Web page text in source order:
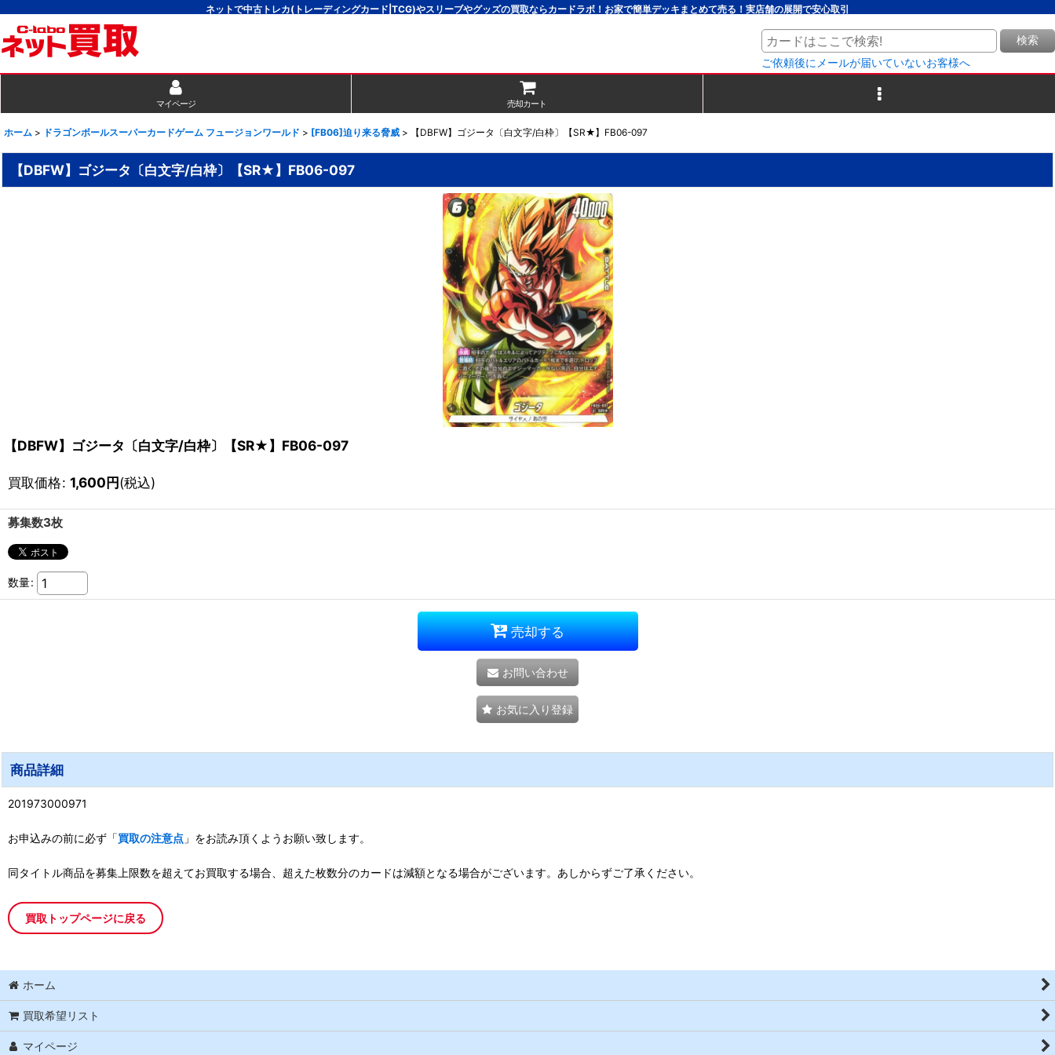
ネットで中古トレカ(トレーディングカード|TCG)やスリーブやグッズの買取ならカードラボ！お家で簡単デッキまとめて売る！実店舗の展開で安心取引
検索
ご依頼後にメールが届いていないお客様へ
マイページ 売却カート
ホーム > ドラゴンボールスーパーカードゲーム フュージョンワールド > [FB06]迫り来る脅威 > 【DBFW】ゴジータ〔白文字/白枠〕【SR★】FB06-097
【DBFW】ゴジータ〔白文字/白枠〕【SR★】FB06-097
【DBFW】ゴジータ〔白文字/白枠〕【SR★】FB06-097
買取価格: 1,600円(税込)
募集数3枚
数量:
売却する
お問い合わせ
お気に入り登録
商品詳細
201973000971
お申込みの前に必ず「買取の注意点 」をお読み頂くようお願い致します。
同タイトル商品を募集上限数を超えてお買取する場合、超えた枚数分のカードは減額となる場合がございます。あしからずご了承ください。
買取トップページに戻る
ホーム
買取希望リスト
マイページ